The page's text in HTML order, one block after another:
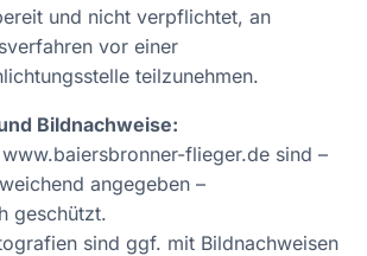
und nicht verpflichtet, an
vor einer
teilzunehmen.
Bildnachweise:
flieger.de sind –
angegeben –
geschützt.
sind ggf. mit Bildnachweisen